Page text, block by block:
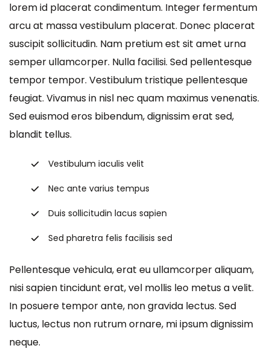
lorem id placerat condimentum. Integer fermentum
arcu at massa vestibulum placerat. Donec placerat
suscipit sollicitudin. Nam pretium est sit amet urna
semper ullamcorper. Nulla facilisi. Sed pellentesque
tempor tempor. Vestibulum tristique pellentesque
feugiat. Vivamus in nisl nec quam maximus venenatis.
Sed euismod eros bibendum, dignissim erat sed,
blandit tellus.
Vestibulum iaculis velit
Nec ante varius tempus
Duis sollicitudin lacus sapien
Sed pharetra felis facilisis sed
Pellentesque vehicula, erat eu ullamcorper aliquam,
nisi sapien tincidunt erat, vel mollis leo metus a velit.
In posuere tempor ante, non gravida lectus. Sed
luctus, lectus non rutrum ornare, mi ipsum dignissim
neque.